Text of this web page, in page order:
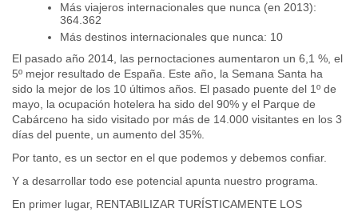
Más viajeros internacionales que nunca (en 2013):
364.362
Más destinos internacionales que nunca: 10
El pasado año 2014, las pernoctaciones aumentaron un 6,1 %, el
5º mejor resultado de España. Este año, la Semana Santa ha
sido la mejor de los 10 últimos años. El pasado puente del 1º de
mayo, la ocupación hotelera ha sido del 90% y el Parque de
Cabárceno ha sido visitado por más de 14.000 visitantes en los 3
días del puente, un aumento del 35%.
Por tanto, es un sector en el que podemos y debemos confiar.
Y a desarrollar todo ese potencial apunta nuestro programa.
En primer lugar, RENTABILIZAR TURÍSTICAMENTE LOS